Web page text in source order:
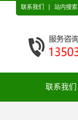
联系我们 站内搜索
联系我们